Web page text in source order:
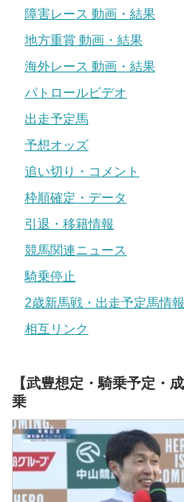
障害レース 動画・結果
地方重賞 動画・結果
海外レース 動画・結果
パトロールビデオ
出走予定馬
予想オッズ
追い切り・コメント
枠順確定・データ
引退・移籍情報
競馬関連ニュース
騎乗停止
2歳新馬戦・出走予定馬情報
相互リンク
【武豊想定・騎乗予定・
乗